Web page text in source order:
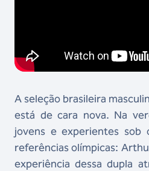
A seleção brasileira
está de cara nova. Na
jovens e experientes sob
referências olímpicas:
experiência dessa dupla